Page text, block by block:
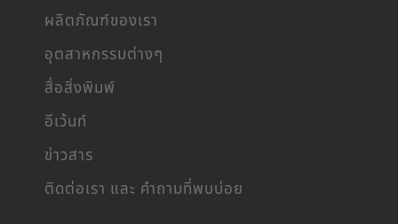
ผลิตภัณฑ์ของเรา
อุตสาหกรรมต่างๆ
สื่อสิ่งพิมพ์
อีเว้นท์
ข่าวสาร
ติดต่อเรา และ คำถามที่พบบ่อย